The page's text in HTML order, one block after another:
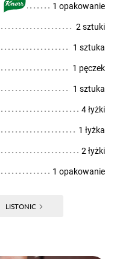
1 opakowanie
2 sztuki
1 sztuka
1 pęczek
1 sztuka
4 łyżki
1 łyżka
2 łyżki
1 opakowanie
LISTONIC